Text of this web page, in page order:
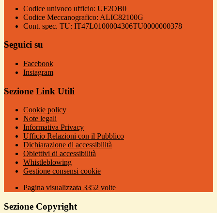
Codice univoco ufficio: UF2OB0
Codice Meccanografico: ALIC82100G
Cont. spec. TU: IT47L0100004306TU0000000378
Seguici su
Facebook
Instagram
Sezione Link Utili
Cookie policy
Note legali
Informativa Privacy
Ufficio Relazioni con il Pubblico
Dichiarazione di accessibilità
Obiettivi di accessibilità
Whistleblowing
Gestione consensi cookie
Pagina visualizzata 3352 volte
Sezione Copyright